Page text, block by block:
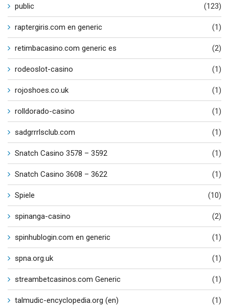
public (123)
raptergiris.com en generic (1)
retimbacasino.com generic es (2)
rodeoslot-casino (1)
rojoshoes.co.uk (1)
rolldorado-casino (1)
sadgrrrlsclub.com (1)
Snatch Casino 3578 – 3592 (1)
Snatch Casino 3608 – 3622 (1)
Spiele (10)
spinanga-casino (2)
spinhublogin.com en generic (1)
spna.org.uk (1)
streambetcasinos.com Generic (1)
talmudic-encyclopedia.org (en) (1)